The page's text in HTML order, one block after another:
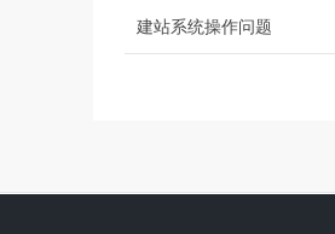
建站系统操作问题